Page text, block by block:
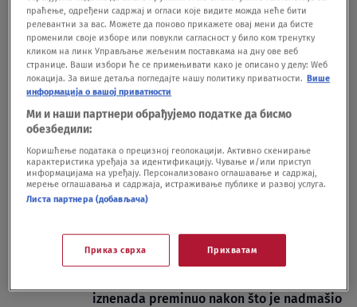
restoranu": Bokser ranjen u pucnjavi u
Beogradu, policija traga za dvojicom
napadača
HRONIKA21.02.25. 2
Oglas
iznenada preminuo nakon što je nadmašio
праћење, одређени садржај и огласи које видите можда неће бити
релевантни за вас. Можете да поново прикажете овај мени да бисте
променили своје изборе или повукли сагласност у било ком тренутку
кликом на линк Управљање жељеним поставкама на дну ове веб
странице. Ваши избори ће се примењивати како је описано у делу: Wеб
локација. За више детаља погледајте нашу политику приватности. Више
информација о вашој приватности
Ми и наши партнери обрађујемо податке да бисмо
обезбедили:
Коришћење података о прецизној геолокацији. Активно скенирање
карактеристика уређаја за идентификацију. Чување и/или приступ
информацијама на уређају. Персонализовано оглашавање и садржај,
мерење оглашавања и садржаја, истраживање публике и развој услуга.
Листа партнера (добављача)
Приказ сврха Прихватам